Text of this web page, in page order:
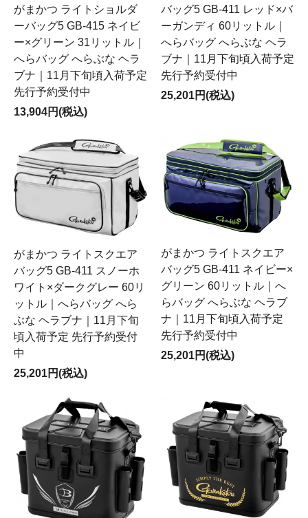
がまかつ ライトショルダ
ーバッグ5 GB-415 ネイビ
ー×グリーン 31リットル｜
へらバッグ へらぶな ヘラ
ブナ｜11月下旬頃入荷予定
先行予約受付中
13,904円(税込)
バッグ5 GB-411 レッド×バ
ーガンディ 60リットル｜
へらバッグ へらぶな ヘラ
ブナ｜11月下旬頃入荷予定
先行予約受付中
25,201円(税込)
がまかつ ライトスクエア
バッグ5 GB-411 スノーホ
ワイト×ダークグレー 60リ
ットル｜へらバッグ へら
ぶな ヘラブナ｜11月下旬
頃入荷予定 先行予約受付
中
25,201円(税込)
がまかつ ライトスクエア
バッグ5 GB-411 ネイビー×
グリーン 60リットル｜へ
らバッグ へらぶな ヘラブ
ナ｜11月下旬頃入荷予定
先行予約受付中
25,201円(税込)